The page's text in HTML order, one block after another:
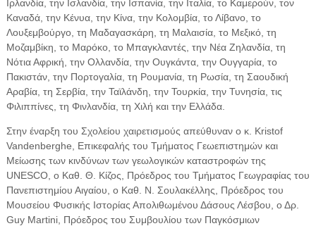
Ιρλανδία, την Ισλανδία, την Ισπανία, την Ιταλία, το Καμερούν, τον
Καναδά, την Κένυα, την Κίνα, την Κολομβία, το Λίβανο, το
Λουξεμβούργο, τη Μαδαγασκάρη, τη Μαλαισία, το Μεξικό, τη
Μοζαμβίκη, το Μαρόκο, το Μπαγκλαντές, την Νέα Ζηλανδία, τη
Νότια Αφρική, την Ολλανδία, την Ουγκάντα, την Ουγγαρία, το
Πακιστάν, την Πορτογαλία, τη Ρουμανία, τη Ρωσία, τη Σαουδική
Αραβία, τη Σερβία, την Ταϊλάνδη, την Τουρκία, την Τυνησία, τις
Φιλιππίνες, τη Φινλανδία, τη Χιλή και την Ελλάδα.
Στην έναρξη του Σχολείου χαιρετισμούς απεύθυναν ο κ. Kristof
Vandenberghe, Επικεφαλής του Τμήματος Γεωεπιστημών και
Μείωσης των κινδύνων των γεωλογικών καταστροφών της
UNESCO, ο Καθ. Θ. Κίζος, Πρόεδρος του Τμήματος Γεωγραφίας του
Πανεπιστημίου Αιγαίου, ο Καθ. Ν. Σουλακέλλης, Πρόεδρος του
Μουσείου Φυσικής Ιστορίας Απολιθωμένου Δάσους Λέσβου, ο Δρ.
Guy Martini, Πρόεδρος του Συμβουλίου των Παγκόσμιων